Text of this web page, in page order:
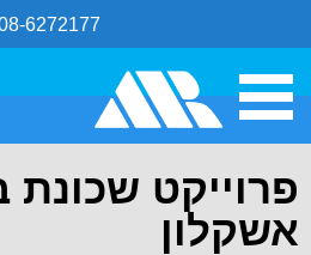
6272177
פרוייקט שכונת
אשקלון